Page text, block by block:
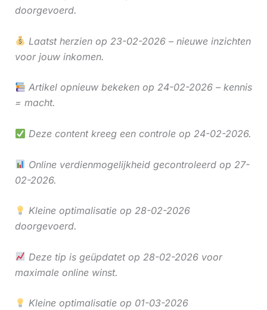
doorgevoerd.
Laatst herzien op 23-02-2026 – nieuwe inzichten
voor jouw inkomen.
Artikel opnieuw bekeken op 24-02-2026 – kennis
= macht.
Deze content kreeg een controle op 24-02-2026.
Online verdienmogelijkheid gecontroleerd op 27-
02-2026.
Kleine optimalisatie op 28-02-2026
doorgevoerd.
Deze tip is geüpdatet op 28-02-2026 voor
maximale online winst.
Kleine optimalisatie op 01-03-2026